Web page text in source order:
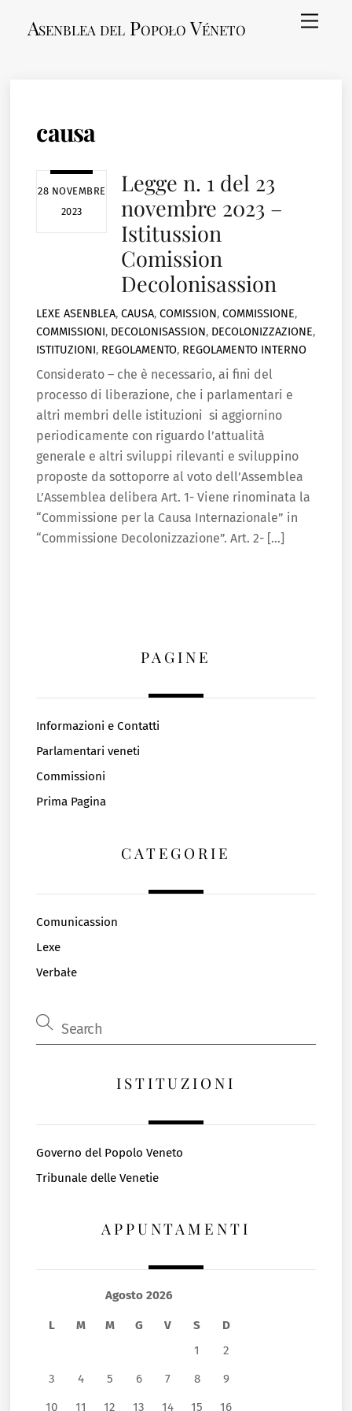
Menu
Asenblea del Popoło Véneto
causa
28 NOVEMBRE
2023
Legge n. 1 del 23
novembre 2023 –
Istitussion
Comission
Decolonisassion
LEXE ASENBLEA,CAUSA,COMISSION,COMMISSIONE,
COMMISSIONI, DECOLONISASSION, DECOLONIZZAZIONE,
ISTITUZIONI, REGOLAMENTO, REGOLAMENTO INTERNO
Considerato – che è necessario, ai fini del
processo di liberazione, che i parlamentari e
altri membri delle istituzioni si aggiornino
periodicamente con riguardo l’attualità
generale e altri sviluppi rilevanti e sviluppino
proposte da sottoporre al voto dell’Assemblea
L’Assemblea delibera Art. 1- Viene rinominata la
“Commissione per la Causa Internazionale” in
“Commissione Decolonizzazione”. Art. 2- […]
PAGINE
Informazioni e Contatti
Parlamentari veneti
Commissioni
Prima Pagina
CATEGORIE
Comunicassion
Lexe
Verbałe
ISTITUZIONI
Governo del Popolo Veneto
Tribunale delle Venetie
APPUNTAMENTI
Agosto 2026
L M M G V S
D
1
2
3
4 5 6 7 8
9
10
11 12 13 14 15 16